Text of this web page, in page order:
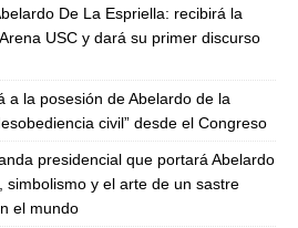
De La Espriella: recibirá la
USC y dará su primer discurso
a la posesión de Abelardo de la
civil” desde el Congreso
presidencial que portará Abelardo
simbolismo y el arte de un sastre
el mundo